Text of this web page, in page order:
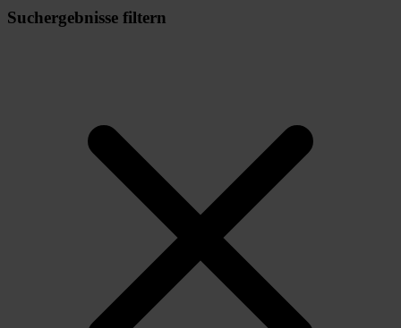
Suchergebnisse filtern